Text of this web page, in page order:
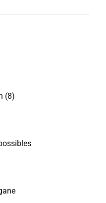
(8)